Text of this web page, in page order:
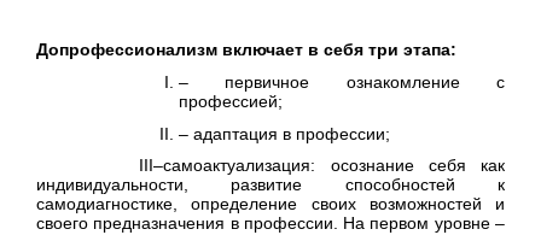
Допрофессионализм включает в себя три этапа:
– первичное ознакомление с
профессией;
– адаптация в профессии;
III–самоактуализация: осознание себя как
индивидуальности, развитие способностей к
самодиагностике, определение своих возможностей и
своего предназначения в профессии. На первом уровне –